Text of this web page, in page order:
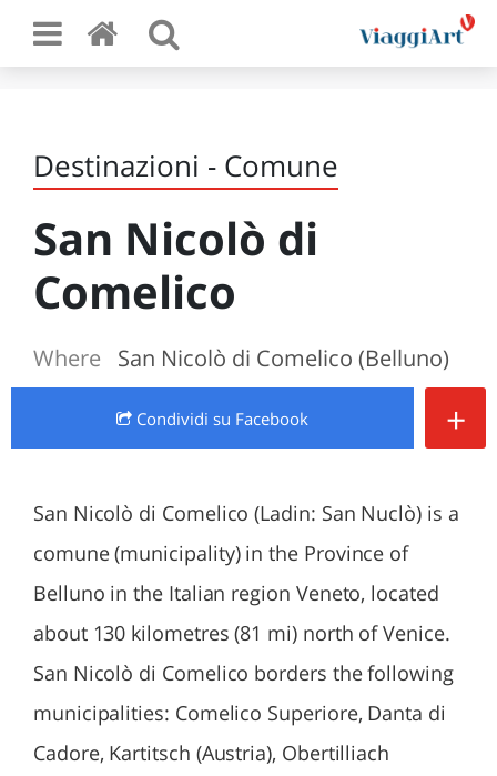
Destinazioni - Comune
San Nicolò di
Comelico
Where San Nicolò di Comelico (Belluno)
Condividi su Facebook +
San Nicolò di Comelico (Ladin: San Nuclò) is a
comune (municipality) in the Province of
Belluno in the Italian region Veneto, located
about 130 kilometres (81 mi) north of Venice.
San Nicolò di Comelico borders the following
municipalities: Comelico Superiore, Danta di
Cadore, Kartitsch (Austria), Obertilliach